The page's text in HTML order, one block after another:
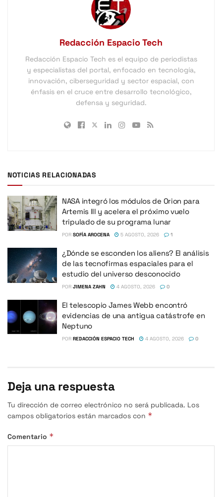
Redacción Espacio Tech
Redacción Espacio Tech es el equipo de periodistas
y especialistas del portal, enfocado en tecnología,
innovación, ciberseguridad y sector espacial, con
énfasis en el cruce entre desarrollo tecnológico,
defensa y seguridad.
NOTICIAS RELACIONADAS
NASA integró los módulos de Orion para
Artemis III y acelera el próximo vuelo
tripulado de su programa lunar
POR SOFÍA AROCENA 5 AGOSTO, 2026 1
¿Dónde se esconden los aliens? El análisis
de las tecnofirmas espaciales para el
estudio del universo desconocido
POR JIMENA ZAHN 4 AGOSTO, 2026 0
El telescopio James Webb encontró
evidencias de una antigua catástrofe en
Neptuno
POR REDACCIÓN ESPACIO TECH 4 AGOSTO, 2026 0
Deja una respuesta
Tu dirección de correo electrónico no será publicada. Los
campos obligatorios están marcados con *
Comentario *